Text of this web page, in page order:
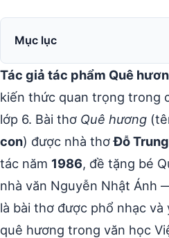
Mục lục
Tác giả tác phẩm Quê
kiến thức quan trọng trong
lớp 6. Bài thơ Quê hương
con) được nhà thơĐỗ
tác năm 1986, đề tặng bé
nhà văn Nguyễn Nhật Ánh
là bài thơ được phổ nhạc
quê hương trong văn học